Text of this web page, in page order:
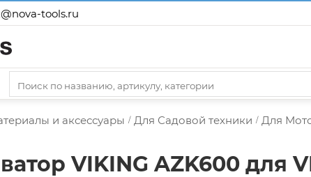
tools.ru
и аксессуары / Для Садовой техники / Для
VIKING AZK600 для